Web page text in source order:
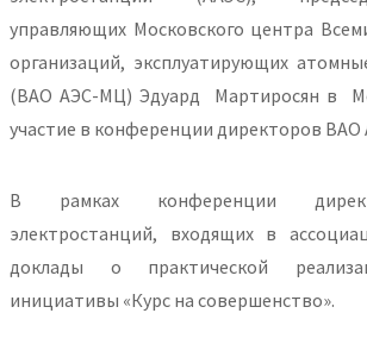
управляющих Московского центра
организаций, эксплуатирующих
(ВАО АЭС-МЦ) Эдуард Мартиросян в
участие в конференции директоров
В рамках конференции
электростанций, входящих в
доклады о практической
инициативы «Курс на совершенство».